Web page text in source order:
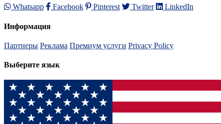
Whatsapp Facebook Pinterest Twitter LinkedIn
Информация
Партнеры Реклама Премиум услуги Privacy Policy
Выберите язык